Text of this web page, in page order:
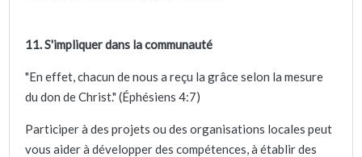
11. S'impliquer dans la communauté
"En effet, chacun de nous a reçu la grâce selon la mesure
du don de Christ." (Éphésiens 4:7)
Participer à des projets ou des organisations locales peut
vous aider à développer des compétences, à établir des